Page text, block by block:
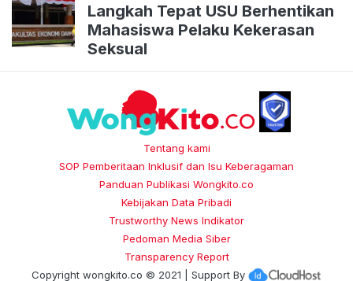
Langkah Tepat USU Berhentikan
Mahasiswa Pelaku Kekerasan
Seksual
Tentang kami
SOP Pemberitaan Inklusif dan Isu Keberagaman
Panduan Publikasi Wongkito.co
Kebijakan Data Pribadi
Trustworthy News Indikator
Pedoman Media Siber
Transparency Report
Copyright wongkito.co © 2021 | Support By